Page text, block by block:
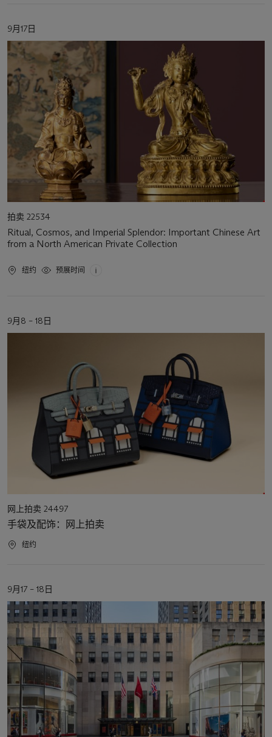
活
动
期
9月17日
活
动
类
型
拍卖 22534
Ritual, Cosmos, and Imperial Splendor: Important Chinese Art
from a North American Private Collection
活
纽约 预展时间
活
动
9月8 – 18日
活
动
类
型
网上拍卖 24497
手袋及配饰：网上拍卖
活
纽约
活
动
日
期
9月17 – 18日